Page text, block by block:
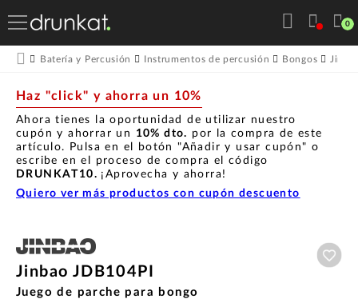
0
Batería y Percusión Instrumentos de percusión Bongos
Haz "click" y ahorra un 10%
Ahora tienes la oportunidad de utilizar nuestro
cupón y ahorrar un 10% dto. por la compra de este
artículo. Pulsa en el botón "Añadir y usar cupón" o
escribe en el proceso de compra el código
DRUNKAT10. ¡Aprovecha y ahorra!
Quiero ver más productos con cupón descuento
Jinbao JDB104PI
Juego de parche para bongo